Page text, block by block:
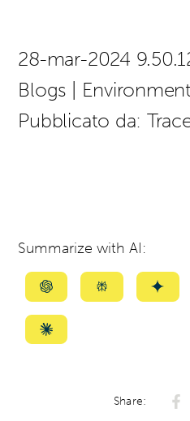
28-mar-2024
Blogs
Pubblicato da:
Summarize with AI:
Summarize
ChatGPT
Summarize
Summarize
Share: